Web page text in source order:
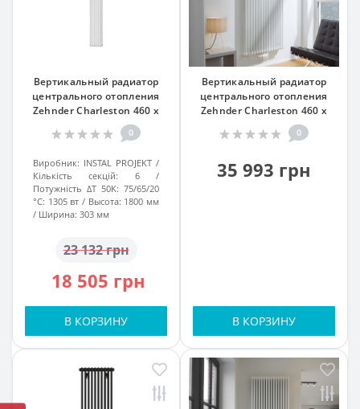
Вертикальный радиатор
центрального отопления
Zehnder Charleston 460 x
1792, Technoline 13-15 кв. м
0
Виробник: INSTAL PROJEKT
Кількість секцій:
6
Потужність ΔT 50K: 75/65/20
°C: 1305 вт Высота: 1800 мм
Ширина: 303 мм
23 132 грн
18 505 грн
В КОРЗИНУ
Вертикальный радиатор
центрального отопления
Zehnder Charleston 460 x
1792, белый 13-15 кв. м
0
35 993 грн
В КОРЗИНУ